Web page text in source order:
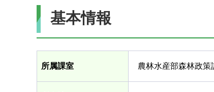
基本情報
所属課室 農林水産部森林政策